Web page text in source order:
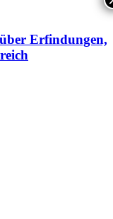
Erfindungen,